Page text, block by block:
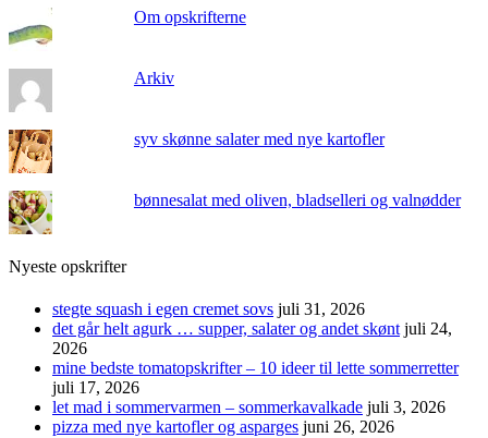
Om opskrifterne
Arkiv
syv skønne salater med nye kartofler
bønnesalat med oliven, bladselleri og valnødder
Nyeste opskrifter
stegte squash i egen cremet sovs juli 31, 2026
det går helt agurk … supper, salater og andet skønt juli 24,
2026
mine bedste tomatopskrifter – 10 ideer til lette sommerretter
juli 17, 2026
let mad i sommervarmen – sommerkavalkade juli 3, 2026
pizza med nye kartofler og asparges juni 26, 2026